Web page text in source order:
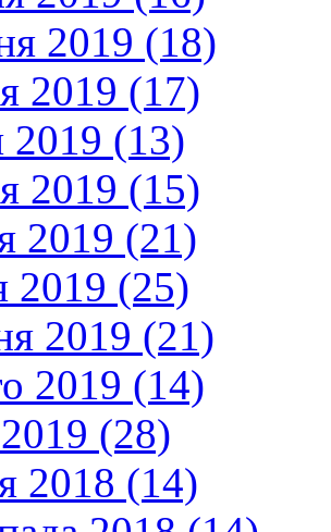
2019 (18)
2019 (17)
2019 (13)
2019 (15)
2019 (21)
2019 (25)
2019 (21)
2019 (14)
(28)
2018 (14)